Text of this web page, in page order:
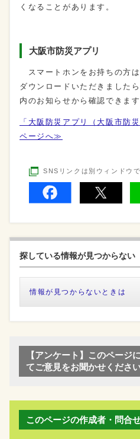
くなることがあります。
大阪市防災アプリ
スマートホンをお持ちの方
ダウンロードいただきました
内のお知らせから確認できます
「大阪防災アプリ（大阪市防
ページへ≫
SNSリンクは別ウィンドウ
探している情報が見つからない
情報が見つからないときは
【アンケート】このページ
てご意見をお聞かせくださ
このページの作成者・問合